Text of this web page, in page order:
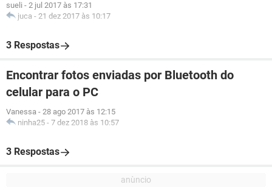
sueli - 2 jul 2017 às 17:31
juca - 21 dez 2017 às 10:17
3 Respostas
Encontrar fotos enviadas por Bluetooth do
celular para o PC
Vanessa - 28 ago 2017 às 12:15
ninha25 - 7 dez 2018 às 10:57
3 Respostas